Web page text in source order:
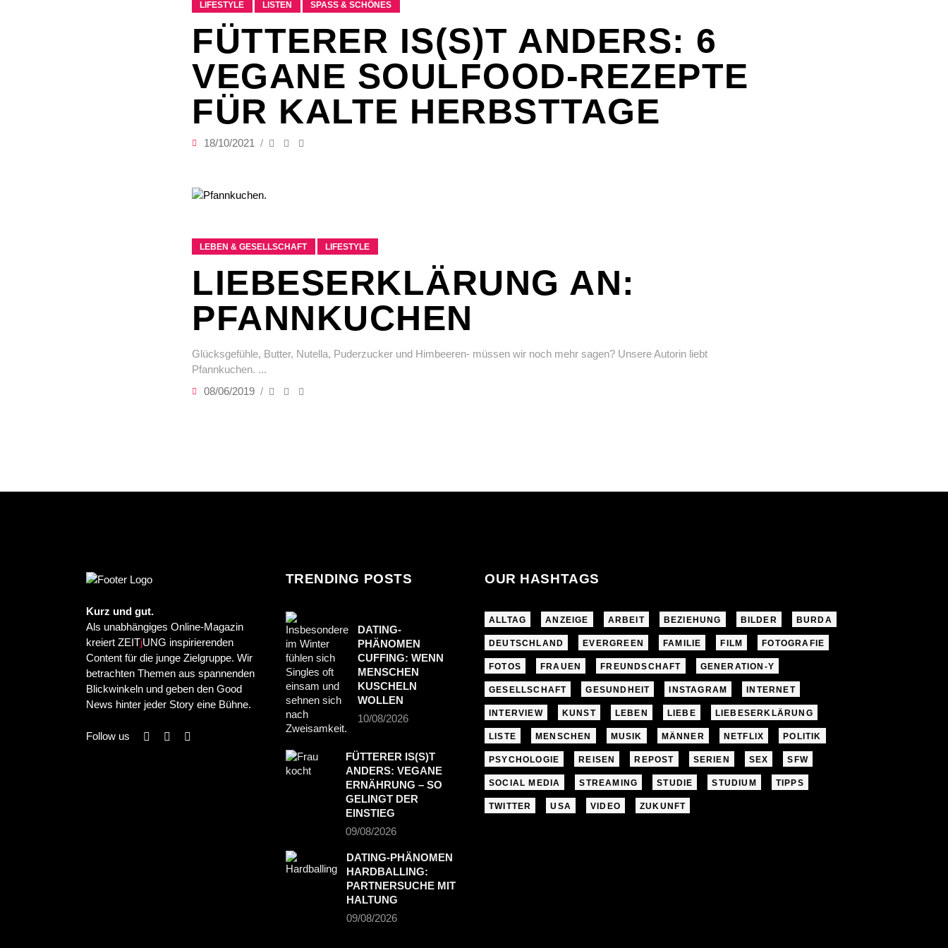
LIFESTYLE LISTEN SPASS & SCHÖNES
FÜTTERER IS(S)T ANDERS: 6
VEGANE SOULFOOD-REZEPTE
FÜR KALTE HERBSTTAGE
18/10/2021
LEBEN & GESELLSCHAFT LIFESTYLE
LIEBESERKLÄRUNG AN:
PFANNKUCHEN
Glücksgefühle, Butter, Nutella, Puderzucker und Himbeeren- müssen wir noch mehr sagen? Unsere Autorin liebt
Pfannkuchen.
08/06/2019
Kurz und gut.
Als unabhängiges Online-Magazin
kreiert ZEITjUNG inspirierenden
Content für die junge Zielgruppe. Wir
betrachten Themen aus spannenden
Blickwinkeln und geben den Good
News hinter jeder Story eine Bühne.
Follow us
TRENDING POSTS
DATING-
PHÄNOMEN
CUFFING: WENN
MENSCHEN
KUSCHELN
WOLLEN
10/08/2026
FÜTTERER IS(S)T
ANDERS: VEGANE
ERNÄHRUNG – SO
GELINGT DER
EINSTIEG
09/08/2026
DATING-PHÄNOMEN
HARDBALLING:
PARTNERSUCHE MIT
HALTUNG
09/08/2026
OUR HASHTAGS
ALLTAG ANZEIGE ARBEIT BEZIEHUNG BILDER BURDA
DEUTSCHLAND EVERGREEN FAMILIE FILM FOTOGRAFIE
FOTOS FRAUEN FREUNDSCHAFT GENERATION-Y
GESELLSCHAFT GESUNDHEIT INSTAGRAM INTERNET
INTERVIEW KUNST LEBEN LIEBE LIEBESERKLÄRUNG
LISTE MENSCHEN MUSIK MÄNNER NETFLIX POLITIK
PSYCHOLOGIE REISEN REPOST SERIEN SEX SFW
SOCIAL MEDIA STREAMING STUDIE STUDIUM TIPPS
TWITTER USA VIDEO ZUKUNFT